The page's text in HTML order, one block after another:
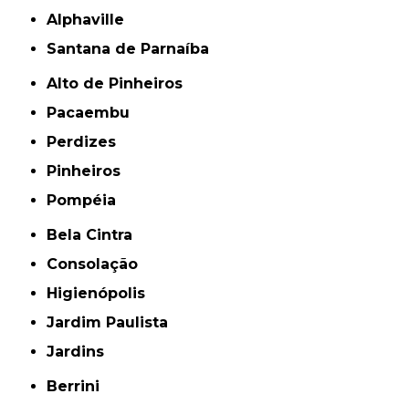
Alphaville
Santana de Parnaíba
Alto de Pinheiros
Pacaembu
Perdizes
Pinheiros
Pompéia
Bela Cintra
Consolação
Higienópolis
Jardim Paulista
Jardins
Berrini